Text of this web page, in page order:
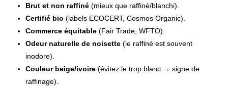
Brut et non raffiné (mieux que raffiné/blanchi).
Certifié bio (labels ECOCERT, Cosmos Organic).
Commerce équitable (Fair Trade, WFTO).
Odeur naturelle de noisette (le raffiné est souvent
inodore).
Couleur beige/ivoire (évitez le trop blanc → signe de
raffinage).